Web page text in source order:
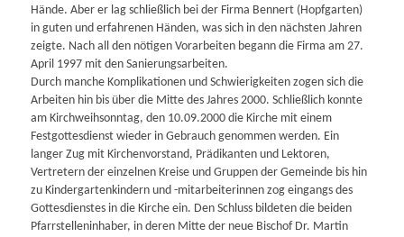
Hände. Aber er lag schließlich bei der Firma Bennert (Hopfgarten)
in guten und erfahrenen Händen, was sich in den nächsten Jahren
zeigte. Nach all den nötigen Vorarbeiten begann die Firma am 27.
April 1997 mit den Sanierungsarbeiten.
Durch manche Komplikationen und Schwierigkeiten zogen sich die
Arbeiten hin bis über die Mitte des Jahres 2000. Schließlich konnte
am Kirchweihsonntag, den 10.09.2000 die Kirche mit einem
Festgottesdienst wieder in Gebrauch genommen werden. Ein
langer Zug mit Kirchenvorstand, Prädikanten und Lektoren,
Vertretern der einzelnen Kreise und Gruppen der Gemeinde bis hin
zu Kindergartenkindern und -mitarbeiterinnen zog eingangs des
Gottesdienstes in die Kirche ein. Den Schluss bildeten die beiden
Pfarrstelleninhaber, in deren Mitte der neue Bischof Dr. Martin